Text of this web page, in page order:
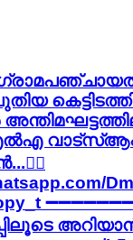
വാട്‌സ്ആപ്പ്
അറിയാൻ